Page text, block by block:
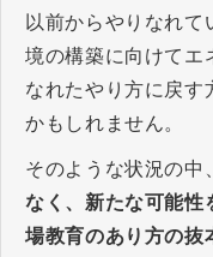
以前からやりなれ
境の構築に向けてエ
なれたやり方に戻す
かもしれません。
そのような状況の中
なく、新たな可能性
場教育のあり方の抜